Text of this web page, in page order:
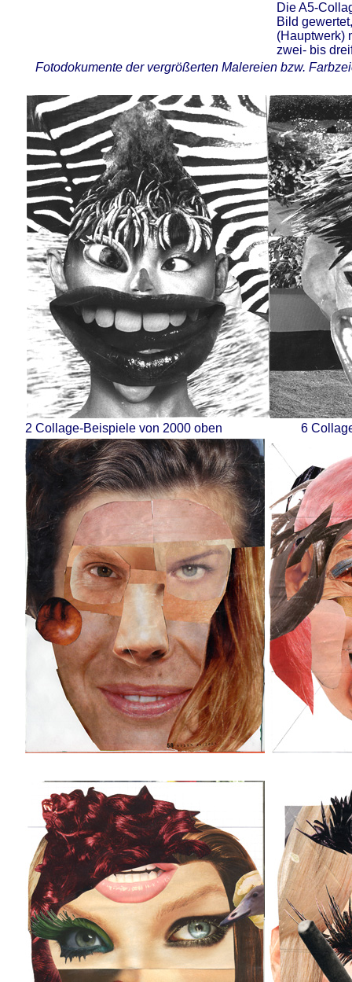
Die A5-
Bild
(Hauptwerk)
zwei- bis
Fotodokumente der vergrößerten Malereien bzw.
2 Collage-Beispiele von 2000 oben 6